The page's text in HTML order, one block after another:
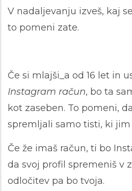
V nadaljevanju izveš, kaj
to pomeni zate.
Če si mlajši_a od 16 let in
Instagram račun, bo ta
kot zaseben. To pomeni,
spremljali samo tisti, ki jim
Če že imaš račun, ti bo
da svoj profil spremeniš v
odločitev pa bo tvoja.